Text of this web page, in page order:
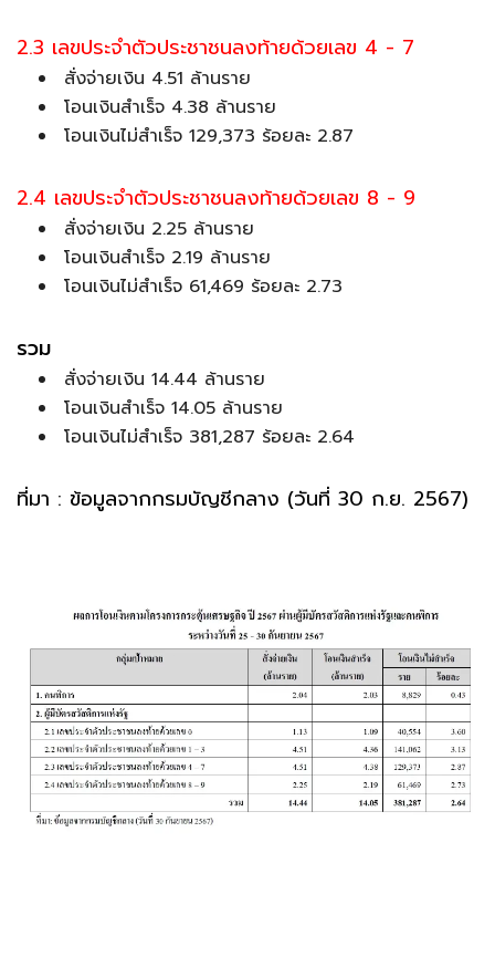
2.3 เลขประจำตัวประชาชนลงท้ายด้วยเลข 4 - 7
สั่งจ่ายเงิน 4.51 ล้านราย
โอนเงินสำเร็จ 4.38 ล้านราย
โอนเงินไม่สำเร็จ 129,373 ร้อยละ 2.87
2.4 เลขประจำตัวประชาชนลงท้ายด้วยเลข 8 - 9
สั่งจ่ายเงิน 2.25 ล้านราย
โอนเงินสำเร็จ 2.19 ล้านราย
โอนเงินไม่สำเร็จ 61,469 ร้อยละ 2.73
รวม
สั่งจ่ายเงิน 14.44 ล้านราย
โอนเงินสำเร็จ 14.05 ล้านราย
โอนเงินไม่สำเร็จ 381,287 ร้อยละ 2.64
ที่มา : ข้อมูลจากกรมบัญชีกลาง (วันที่ 30 ก.ย. 2567)